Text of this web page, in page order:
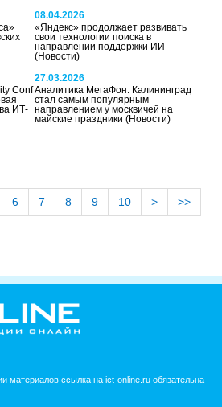
08.04.2026
«Яндекс» продолжает развивать
свои технологии поиска в
направлении поддержки ИИ
(Новости)
Conf
ИТ-
27.03.2026
Аналитика МегаФон: Калининград
стал самым популярным
направлением у москвичей на
майские праздники(Новости)
6 7 8 9 10 > >>
материалов ссылка на ict-online.ru обязательна